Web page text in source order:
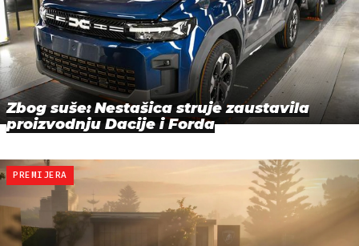
Zbog suše: Nestašica struje zaustavila
proizvodnju Dacije i Forda
PREMIJERA